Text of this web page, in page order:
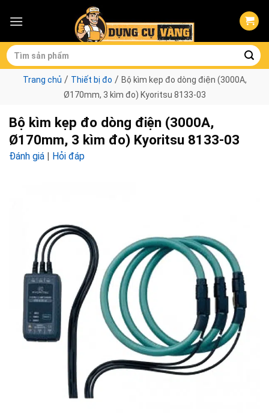
Tìm
kiếm:
Trang chủ / Thiết bị đo / Bộ kìm kẹp đo dòng điện (3000A,
Ø170mm, 3 kìm đo) Kyoritsu 8133-03
Bộ kìm kẹp đo dòng điện (3000A,
Ø170mm, 3 kìm đo) Kyoritsu 8133-03
Đánh giá | Hỏi đáp